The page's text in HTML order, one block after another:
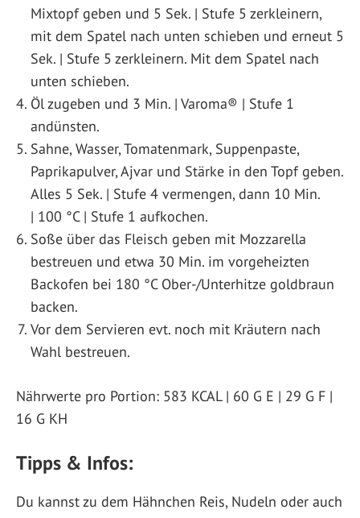
Mixtopf geben und 5 Sek. | Stufe 5 zerkleinern,
mit dem Spatel nach unten schieben und erneut 5
Sek. | Stufe 5 zerkleinern. Mit dem Spatel nach
unten schieben.
Öl zugeben und 3 Min. | Varoma® | Stufe 1
andünsten.
Sahne, Wasser, Tomatenmark, Suppenpaste,
Paprikapulver, Ajvar und Stärke in den Topf geben.
Alles 5 Sek. | Stufe 4 vermengen, dann 10 Min.
| 100 °C | Stufe 1 aufkochen.
Soße über das Fleisch geben mit Mozzarella
bestreuen und etwa 30 Min. im vorgeheizten
Backofen bei 180 °C Ober-/Unterhitze goldbraun
backen.
Vor dem Servieren evt. noch mit Kräutern nach
Wahl bestreuen.
Nährwerte pro Portion: 583 KCAL | 60 G E | 29 G F |
16 G KH
Tipps & Infos:
Du kannst zu dem Hähnchen Reis, Nudeln oder auch